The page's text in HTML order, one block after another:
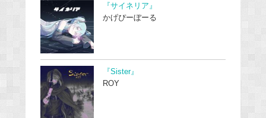
『サイネリア』
かげぴーぼーる
『Sister』
ROY